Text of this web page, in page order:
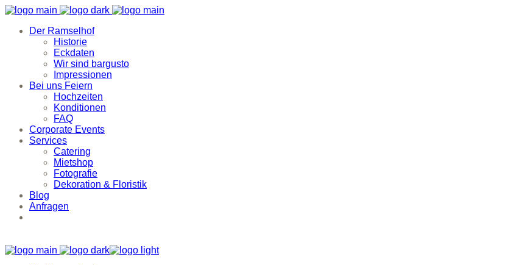
Der Ramselhof
Historie
Eckdaten
Wir sind bargusto
Impressionen
Bei uns Feiern
Hochzeiten
Konditionen
FAQ
Corporate Events
Services
Catering
Mietshop
Fotografie
Dekoration & Floristik
Blog
Anfragen